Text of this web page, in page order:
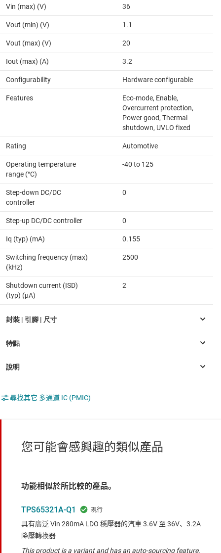
Vin (max) (V) 36
Vout (min) (V) 1.1
Vout (max) (V) 20
Iout (max) (A) 3.2
Configurability Hardware configurable
Features
Eco-mode, Enable,
Overcurrent protection,
Power good, Thermal
shutdown, UVLO fixed
Rating Automotive
Operating temperature
range (°C)
-40 to 125
Step-down DC/DC
controller
0
Step-up DC/DC controller 0
Iq (typ) (mA) 0.155
Switching frequency (max)
(kHz)
2500
Shutdown current (ISD)
(typ) (µA)
2
尋找其它 多通道 IC (PMIC)
您可能會感興趣的類似產品
功能相似於所比較的產品。
TPS65321A-Q1
具有廣泛 Vin 280mA LDO 穩壓器的汽車 3.6V 至 36V、3.2A
降壓轉換器
This product is a variant and has an auto-sourcing feature.